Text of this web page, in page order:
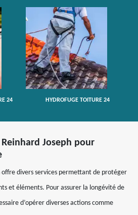
24 HYDROFUGE TOITURE 24
Joseph pour
offre divers services permettant de protéger
et éléments. Pour assurer la longévité de
d’opérer diverses actions comme